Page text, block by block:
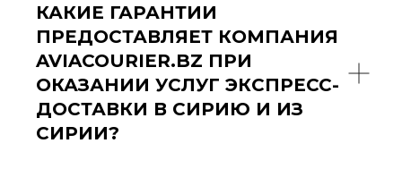
КАКИЕ ГАРАНТИИ
ПРЕДОСТАВЛЯЕТ КОМПАНИЯ
AVIACOURIER.BZ ПРИ
ОКАЗАНИИ УСЛУГ ЭКСПРЕСС-
ДОСТАВКИ В СИРИЮ И ИЗ
СИРИИ?